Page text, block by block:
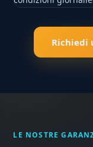
Richiedi
LE NOSTRE